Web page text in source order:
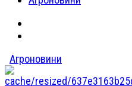
Агроновини